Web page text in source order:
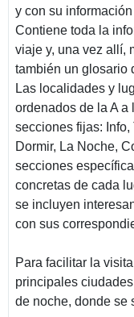
y con su
Contiene toda la
viaje y, una vez allí,
también un glosario
Las localidades y
ordenados de la A
secciones fijas: Info,
Dormir, La Noche,
secciones
concretas de cada
se incluyen
con sus
Para facilitar la
principales
de noche, donde se